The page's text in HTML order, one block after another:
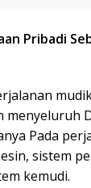
Pribadi
menyeluruh
Pada
sistem
kemudi.